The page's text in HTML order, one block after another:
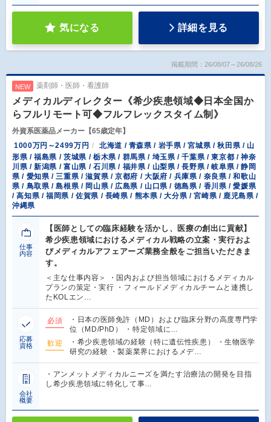
気になる 詳細を見る
掲載期間：26/08/07～26/08/26
NEW 薬剤師・医師・看護師
メディカルディレクター《希少疾患領域◆日本全国か
らフルリモート可◆フルフレックスタイム制》
外資系医薬品メーカー【65歳定年】
1000万円～2499万円
北海道 / 青森県 / 岩手県 / 宮城県 / 秋田県 / 山
形県 / 福島県 / 茨城県 / 栃木県 / 群馬県 / 埼玉県 / 千葉県 / 東京都 / 神奈
川県 / 新潟県 / 富山県 / 石川県 / 福井県 / 山梨県 / 長野県 / 岐阜県 / 静岡
県 / 愛知県 / 三重県 / 滋賀県 / 京都府 / 大阪府 / 兵庫県 / 奈良県 / 和歌山
県 / 鳥取県 / 島根県 / 岡山県 / 広島県 / 山口県 / 徳島県 / 香川県 / 愛媛県
/ 高知県 / 福岡県 / 佐賀県 / 長崎県 / 熊本県 / 大分県 / 宮崎県 / 鹿児島県 /
沖縄県
仕事
内容
【医師としての臨床経験を活かし、医療の創出に貢献】
希少疾患領域におけるメディカル戦略の立案・実行およ
びメディカルアフェアーズ業務全般をご担当いただきま
す。
＜主な仕事内容＞ ・国内および担当領域におけるメディカル
プランの策定・実行 ・フィールドメディカルチームと連携し
たKOLエン…
応募
資格
必須
・日本の医師免許（MD）および臨床分野の高度専門学
位（MD/PhD） ・特定領域に…
歓迎
・希少疾患領域の経験（特に遺伝性疾患） ・生物医学
研究の経験 ・製薬業界におけるメデ…
会社
概要
・アンメットメディカルニーズを満たす治療法の開発を目指
し希少疾患領域に特化して事…